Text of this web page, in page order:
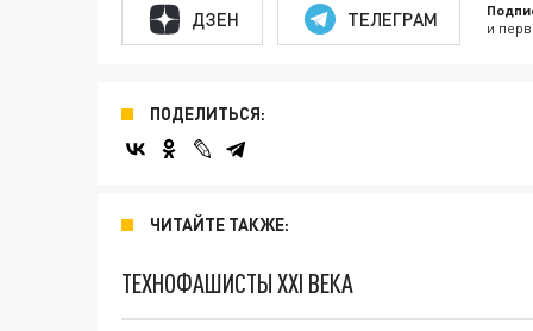
ДЗЕН ТЕЛЕГРАМ и
ПОДЕЛИТЬСЯ:
ЧИТАЙТЕ ТАКЖЕ:
ТЕХНОФАШИСТЫ XXI ВЕКА